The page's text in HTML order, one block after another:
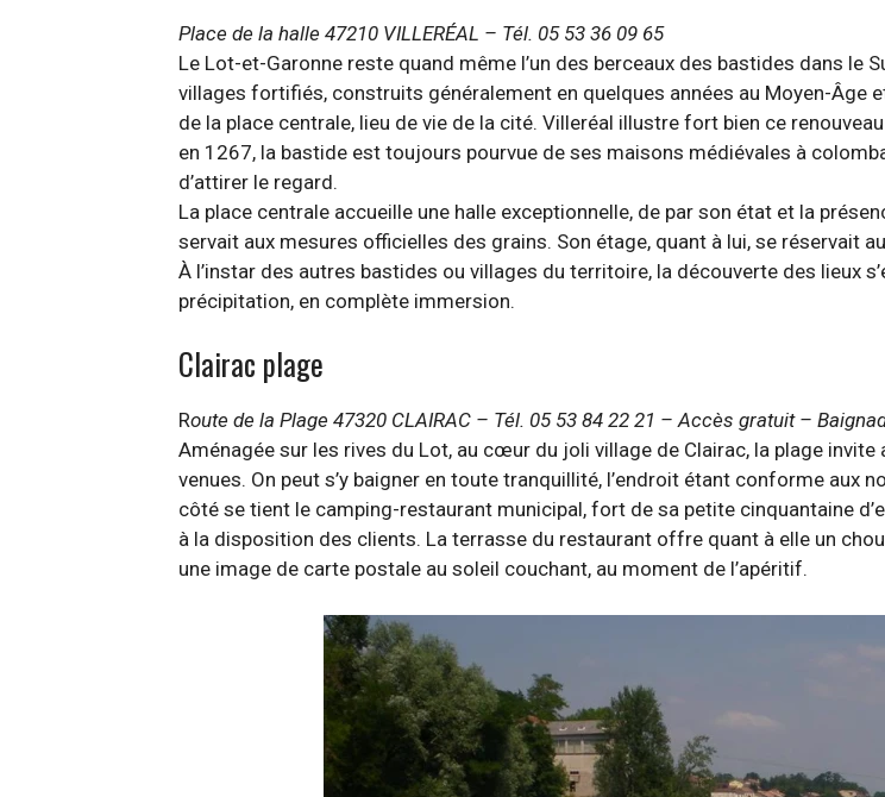
Place de la halle 47210 VILLERÉAL – Tél. 05 53 36 09 65
Le Lot-et-Garonne reste quand même l’un des berceaux des bastides dans le
villages fortifiés, construits généralement en quelques années au Moyen-
de la place centrale, lieu de vie de la cité. Villeréal illustre fort bien ce
en 1267, la bastide est toujours pourvue de ses maisons médiévales à
d’attirer le regard.
La place centrale accueille une halle exceptionnelle, de par son état et la
servait aux mesures officielles des grains. Son étage, quant à lui, se réservait
À l’instar des autres bastides ou villages du territoire, la découverte des lieux
précipitation, en complète immersion.
Clairac plage
Route de la Plage 47320 CLAIRAC – Tél. 05 53 84 22 21 – Accès gratuit –
Aménagée sur les rives du Lot, au cœur du joli village de Clairac, la plage
venues. On peut s’y baigner en toute tranquillité, l’endroit étant conforme aux
côté se tient le camping-restaurant municipal, fort de sa petite cinquantaine
à la disposition des clients. La terrasse du restaurant offre quant à elle un
une image de carte postale au soleil couchant, au moment de l’apéritif.